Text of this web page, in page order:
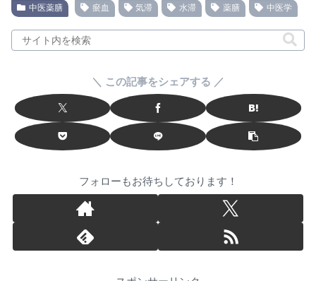
中医薬膳 瘀血 気滞 水滞 薬膳 中医学
＼ この記事をシェアする ／
フォローもお待ちしております！